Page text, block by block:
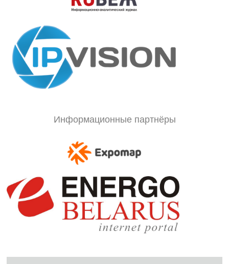
Информационные партнёры